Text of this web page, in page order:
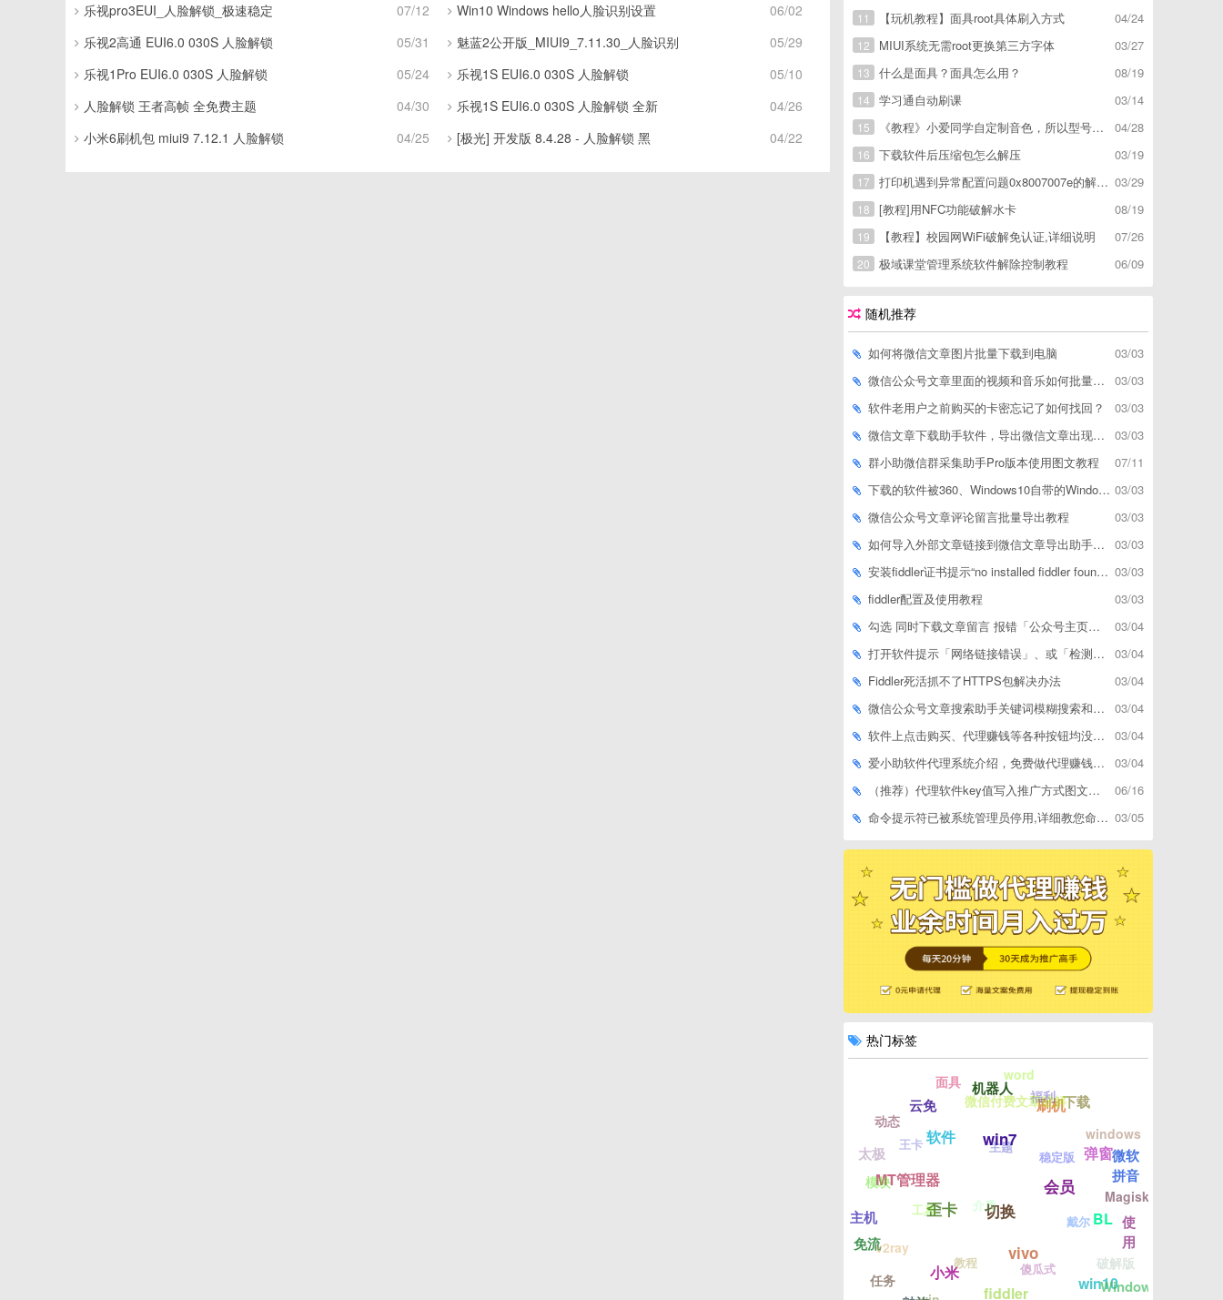
07/12
乐视pro3EUI_人脸解锁_极速稳定 06/02
Win10 Windows hello人脸识别设置
05/31
乐视2高通 EUI6.0 030S 人脸解锁 05/29
魅蓝2公开版_MIUI9_7.11.30_人脸识别
05/24
乐视1Pro EUI6.0 030S 人脸解锁 05/10
乐视1S EUI6.0 030S 人脸解锁
04/30
人脸解锁 王者高帧 全免费主题 04/26
乐视1S EUI6.0 030S 人脸解锁 全新
04/25
小米6刷机包 miui9 7.12.1 人脸解锁 04/22
[极光] 开发版 8.4.28 - 人脸解锁 黑
04/24
11
【玩机教程】面具root具体刷入方式
03/27
12
MIUI系统无需root更换第三方字体
08/19
13
什么是面具？面具怎么用？
03/14
14
学习通自动刷课
04/28
15
《教程》小爱同学自定制音色，所以型号通用，不用root
03/19
16
下载软件后压缩包怎么解压
03/29
17
打印机遇到异常配置问题0x8007007e的解决方
08/19
18
[教程]用NFC功能破解水卡
07/26
19
【教程】校园网WiFi破解免认证,详细说明
06/09
20 极域课堂管理系统软件解除控制教程
随机推荐
03/03
如何将微信文章图片批量下载到电脑
03/03
微信公众号文章里面的视频和音乐如何批量下载到电脑上
03/03
软件老用户之前购买的卡密忘记了如何找回？
03/03
微信文章下载助手软件，导出微信文章出现「导出失败*篇」如何解决
07/11
群小助微信群采集助手Pro版本使用图文教程
03/03
下载的软件被360、Windows10自带的Windows Defender、腾讯管家等杀毒软件误删了怎么解决
03/03
微信公众号文章评论留言批量导出教程
03/03
如何导入外部文章链接到微信文章导出助手批量下载，附上3种方式
03/03
安装fiddler证书提示“no installed fiddler found”或开启代理ip失败
03/03
fiddler配置及使用教程
03/04
勾选 同时下载文章留言 报错「公众号主页和加载cookie参数不能为空」
03/04
打开软件提示「网络链接错误」、或「检测版本更新失败」等网络问题解决方案
03/04
Fiddler死活抓不了HTTPS包解决办法
03/04
微信公众号文章搜索助手关键词模糊搜索和精确匹配搜索的区别
03/04
软件上点击购买、代理赚钱等各种按钮均没有反应，不打开相应网址怎么解决
03/04
爱小助软件代理系统介绍，免费做代理赚钱，带你轻松月收入过万
06/16
（推荐）代理软件key值写入推广方式图文教程
03/05
命令提示符已被系统管理员停用,详细教您命令提示符已被系统管理员停用怎么办
热门标签
切换
歪卡
小米
fiddler
vivo
会员
win7
软件
MT管理器
免流
win10
BL
弹窗
刷机
机器人
云免
太极
主机
任务 Windows7
使
用
微软
拼音
下载
word
面具
动态
模块
v2ray
破解版
Magisk
windows
福利
微信付费文章破解
王卡
工具
教程 傻瓜式
戴尔
稳定版
主题
介质